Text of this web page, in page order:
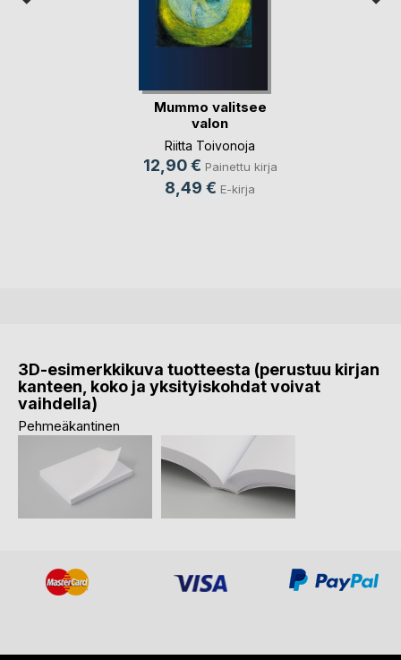
Mummo valitsee
valon
Riitta Toivonoja
12,90 € Painettu kirja
8,49 € E-kirja
3D-esimerkkikuva tuotteesta (perustuu kirjan
kanteen, koko ja yksityiskohdat voivat
vaihdella)
Pehmeäkantinen